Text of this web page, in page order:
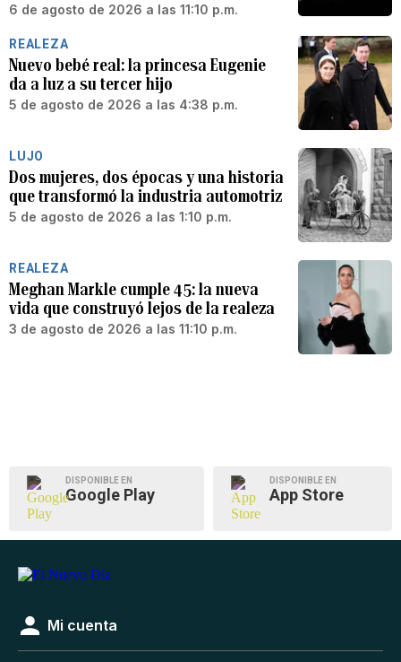
6 de agosto de 2026 a las 11:10 p.m.
REALEZA
Nuevo bebé real: la princesa Eugenie
da a luz a su tercer hijo
5 de agosto de 2026 a las 4:38 p.m.
LUJO
Dos mujeres, dos épocas y una historia
que transformó la industria automotriz
5 de agosto de 2026 a las 1:10 p.m.
REALEZA
Meghan Markle cumple 45: la nueva
vida que construyó lejos de la realeza
3 de agosto de 2026 a las 11:10 p.m.
DISPONIBLE EN
Google Play
DISPONIBLE EN
App Store
Mi cuenta